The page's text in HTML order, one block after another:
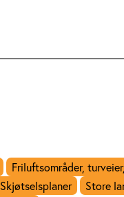
Friluftsområder,
Skjøtselsplaner Store